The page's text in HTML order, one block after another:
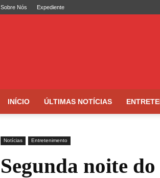
Sobre Nós Expediente
INÍCIO ÚLTIMAS NOTÍCIAS
Notícias Entretenimento
Segunda noite